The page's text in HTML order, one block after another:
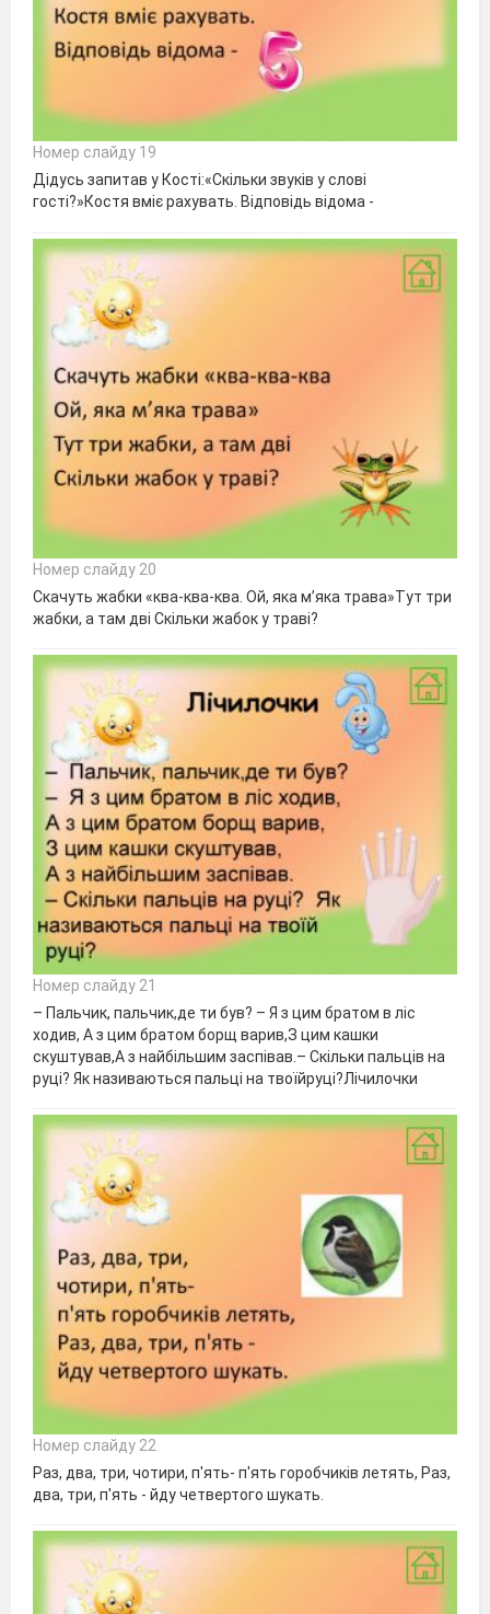
Номер слайду 19
Дідусь запитав у Кості:«Скільки звуків у слові
гості?»Костя вміє рахувать. Відповідь відома -
Номер слайду 20
Скачуть жабки «ква-ква-ква. Ой, яка м’яка трава»Тут три
жабки, а там дві Скільки жабок у траві?
Номер слайду 21
– Пальчик, пальчик,де ти був? – Я з цим братом в ліс
ходив, А з цим братом борщ варив,З цим кашки
скуштував,А з найбільшим заспівав.– Скільки пальців на
руці? Як називаються пальці на твоїйруці?Лічилочки
Номер слайду 22
Раз, два, три, чотири, п'ять- п'ять горобчиків летять, Раз,
два, три, п'ять - йду четвертого шукать.